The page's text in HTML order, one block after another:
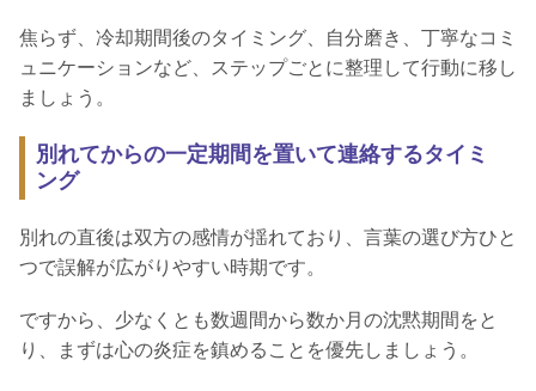
焦らず、冷却期間後のタイミング、自分磨き、丁寧なコミ
ュニケーションなど、ステップごとに整理して行動に移し
ましょう。
別れてからの一定期間を置いて連絡するタイミ
ング
別れの直後は双方の感情が揺れており、言葉の選び方ひと
つで誤解が広がりやすい時期です。
ですから、少なくとも数週間から数か月の沈黙期間をと
り、まずは心の炎症を鎮めることを優先しましょう。